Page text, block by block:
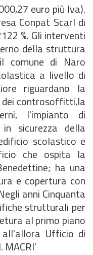
euro più Iva).
Conpat Scarl di
%. Gli interventi
della struttura
comune di Naro
a livello di
riguardano la
dei controsoffitti,la
l'impianto di
sicurezza della
scolastico e
che ospita la
ha una
e copertura con
anni Cinquanta
strutturali per
al primo piano
Ufficio di
MACRI'